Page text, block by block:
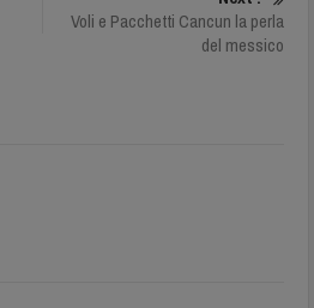
Voli e Pacchetti Cancun la perla
del messico